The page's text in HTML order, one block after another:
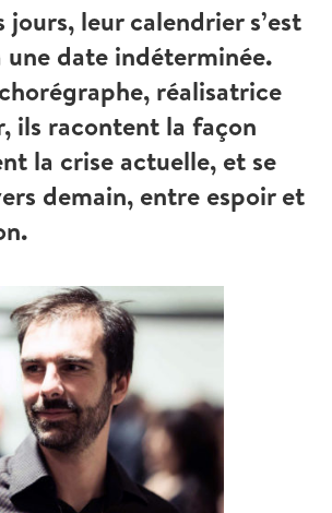
jours, leur calendrier s’est
une date indéterminée.
réalisatrice
ils racontent la façon
la crise actuelle, et se
demain, entre espoir et